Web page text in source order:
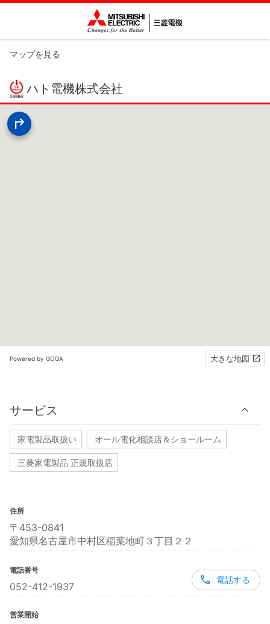
マップを見る
ハト電機株式会社
Powered by GOGA 大きな地図
サービス
家電製品取扱い オール電化相談店＆ショールーム
三菱家電製品 正規取扱店
住所
〒453-0841
愛知県名古屋市中村区稲葉地町３丁目２２
電話番号
052-412-1937
電話する
営業開始